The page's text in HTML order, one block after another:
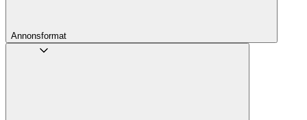
Annons­format